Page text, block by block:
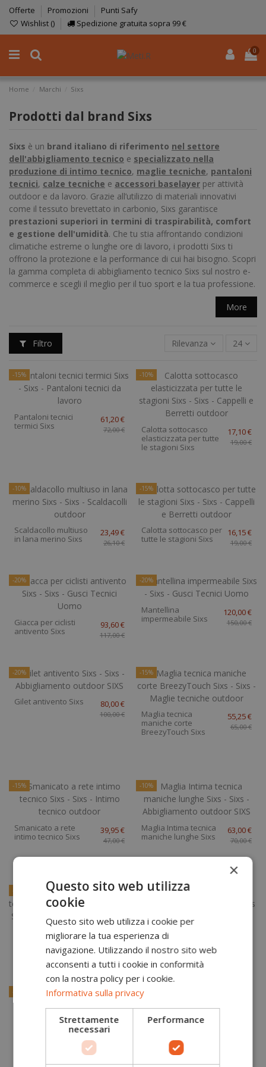
Offerte Promozioni
Punti Safy
Wishlist () Spedizione gratuita sopra 99 €
0
Home Marchi Sixs
Prodotti dal brand Sixs
Sixs è un brand italiano di riferimento nel settore
dell'abbigliamento tecnico e specializzato nella
produzione di intimo tecnico, maglie tecniche, pantaloni
tecnici, calze tecniche e accessori baselayer per attività
outdoor e da lavoro. Grazie all’utilizzo di materiali innovativi
come il tessuto brevettato in carbonio, Sixs garantisce
prestazioni superiori in termini di traspirabilità, comfort
e gestione dell'umidità. Che tu stia affrontando condizioni
climatiche estreme o lunghe ore di lavoro, i prodotti Sixs ti
offrono la protezione e la performance di cui hai bisogno. Scopri
la gamma completa di abbigliamento tecnico Sixs sul nostro e-
commerce e scegli il meglio per il tuo sport e la tua professione.
More
Filtro Rilevanza 24
-15%
Pantaloni tecnici
termici Sixs
61,20 €
72,00 €
-10%
Calotta sottocasco
elasticizzata per tutte
le stagioni Sixs
17,10 €
19,00 €
-10%
Scaldacollo multiuso
in lana merino Sixs
23,49 €
26,10 €
-15%
Calotta sottocasco per
tutte le stagioni Sixs
16,15 €
19,00 €
-20%
Giacca per ciclisti
antivento Sixs
93,60 €
117,00 €
-20%
Mantellina
impermeabile Sixs
120,00 €
150,00 €
-20%
Gilet antivento Sixs 80,00 €
100,00 €
-15%
Maglia tecnica
maniche corte
BreezyTouch Sixs
55,25 €
65,00 €
-15%
Smanicato a rete
intimo tecnico Sixs
39,95 €
47,00 €
-10%
Maglia Intima tecnica
maniche lunghe Sixs
63,00 €
70,00 €
-15%
Maglia antivento
Intima tecnica
Windshell MC Sixs TS7
61,20 €
72,00 €
-15%
Maglia Intima tecnica
maniche lunghe Sixs
TS2
-15%
Maglia tecnica Lupetto
stagioni TS3 Sixs
-15%
Maglia termica intima
tecnica a maniche
lunghe TS2W CU Sixs
×
Questo sito web utilizza
cookie
Questo sito web utilizza i cookie per
migliorare la tua esperienza di
navigazione. Utilizzando il nostro sito web
acconsenti a tutti i cookie in conformità
con la nostra policy per i cookie.
Informativa sulla privacy
Strettamente
necessari
Performance